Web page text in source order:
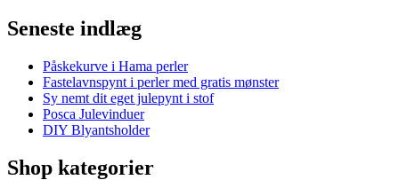
Seneste indlæg
Påskekurve i Hama perler
Fastelavnspynt i perler med gratis mønster
Sy nemt dit eget julepynt i stof
Posca Julevinduer
DIY Blyantsholder
Shop kategorier